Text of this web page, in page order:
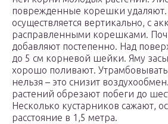
поврежденные корешки удаляют.
осуществляется вертикально, с
расправленными корешками.
добавляют постепенно. Над
до 5 см корневой шейки. Яму
хорошо поливают. Утрамбовывать
нельзя – это снизит
растений обрезают побеги до
Несколько кустарников сажают,
расстояние в 1,5 метра.